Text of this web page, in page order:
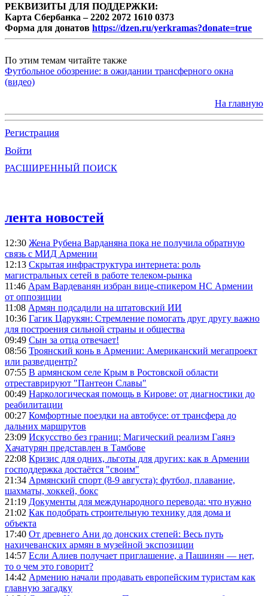
РЕКВИЗИТЫ ДЛЯ ПОДДЕРЖКИ:
Карта Сбербанка – 2202 2072 1610 0373
Форма для донатов https://dzen.ru/yerkramas?donate=true
По этим темам читайте также
Футбольное обозрение: в ожидании трансферного окна
(видео)
На главную
Регистрация
Войти
РАСШИРЕННЫЙ ПОИСК
лента новостей
12:30 Жена Рубена Варданяна пока не получила обратную
связь с МИД Армении
12:13 Скрытая инфраструктура интернета: роль
магистральных сетей в работе телеком-рынка
11:46 Арам Вардеванян избран вице-спикером НС Армении
от оппозиции
11:08 Армян подсадили на штатовский ИИ
10:36 Гагик Царукян: Стремление помогать друг другу важно
для построения сильной страны и общества
09:49 Сын за отца отвечает!
08:56 Троянский конь в Армении: Американский мегапроект
или разведцентр?
07:55 В армянском селе Крым в Ростовской области
отреставрируют "Пантеон Славы"
00:49 Наркологическая помощь в Кирове: от диагностики до
реабилитации
00:27 Комфортные поездки на автобусе: от трансфера до
дальних маршрутов
23:09 Искусство без границ: Магический реализм Гаянэ
Хачатурян представлен в Тамбове
22:08 Кризис для одних, льготы для других: как в Армении
господдержка достаётся "своим"
21:34 Армянский спорт (8-9 августа): футбол, плавание,
шахматы, хоккей, бокс
21:19 Документы для международного перевода: что нужно
21:02 Как подобрать строительную технику для дома и
объекта
17:40 От древнего Ани до донских степей: Весь путь
нахичеванских армян в музейной экспозиции
14:57 Если Алиев получает приглашение, а Пашинян — нет,
то о чем это говорит?
14:42 Армению начали продавать европейским туристам как
главную загадку